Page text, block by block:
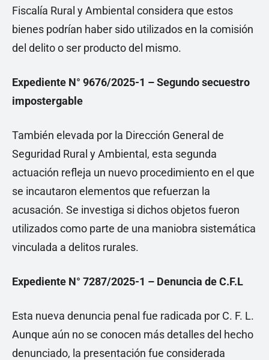
Fiscalía Rural y Ambiental considera que estos
bienes podrían haber sido utilizados en la comisión
del delito o ser producto del mismo.
Expediente N° 9676/2025-1 – Segundo secuestro
impostergable
También elevada por la Dirección General de
Seguridad Rural y Ambiental, esta segunda
actuación refleja un nuevo procedimiento en el que
se incautaron elementos que refuerzan la
acusación. Se investiga si dichos objetos fueron
utilizados como parte de una maniobra sistemática
vinculada a delitos rurales.
Expediente N° 7287/2025-1 – Denuncia de C.F.L
Esta nueva denuncia penal fue radicada por C. F. L.
Aunque aún no se conocen más detalles del hecho
denunciado, la presentación fue considerada